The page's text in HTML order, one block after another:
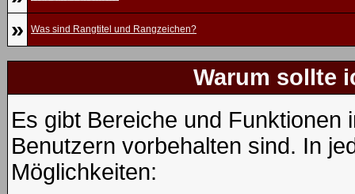
» Was sind Rangtitel und Rangzeichen?
Warum sollte
Es gibt Bereiche und
Benutzern vorbehalten sind. In
Möglichkeiten: